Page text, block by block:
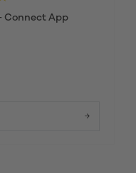
Connect App